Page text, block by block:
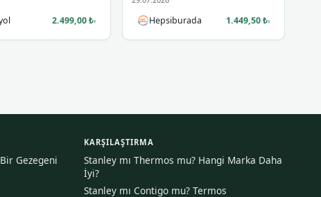
2.499,00 ₺› Hepsiburada 1.449,50 ₺›
Gezegeni
KARŞILAŞTIRMA
Stanley mı Thermos mu? Hangi Marka Daha
İyi?
Stanley mı Contigo mu? Termos